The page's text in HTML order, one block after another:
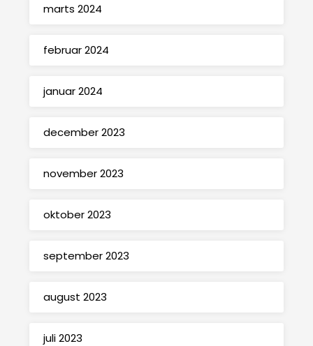
marts 2024
februar 2024
januar 2024
december 2023
november 2023
oktober 2023
september 2023
august 2023
juli 2023